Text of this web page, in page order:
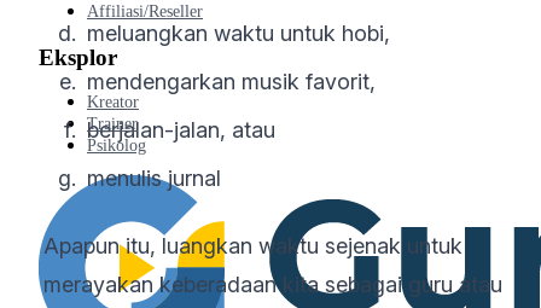
meluangkan waktu untuk hobi,
mendengarkan musik favorit,
berjalan-jalan, atau
menulis jurnal
Apapun itu, luangkan waktu sejenak untuk
merayakan keberadaan kita sebagai guru atau
Affiliasi/Reseller
Eksplor
Kreator
Trainer
Psikolog